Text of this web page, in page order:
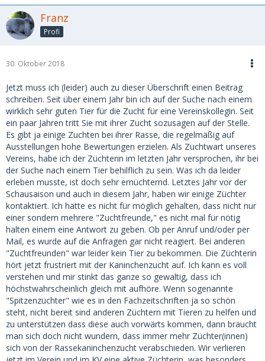
Franz
Profi
30. Oktober 2018
Jetzt muss ich (leider) auch zu dieser Überschrift einen Beitrag
schreiben. Seit über einem Jahr bin ich auf der Suche nach einem
wirklich sehr guten Tier für die Zucht für eine Vereinskollegin. Seit
ein paar Jahren tritt Sie mit ihrer Zucht sozusagen auf der Stelle.
Es gibt ja einige Zuchten bei ihrer Rasse, die regelmäßig auf
Ausstellungen hohe Bewertungen erzielen. Als Zuchtwart unseres
Vereins, habe ich der Züchterin im letzten Jahr versprochen, ihr bei
der Suche nach einem Tier behilflich zu sein. Was ich da leider
erleben musste, ist doch sehr ernüchternd. Letztes Jahr vor der
Schausaison und auch in diesem Jahr, haben wir einige Züchter
kontaktiert. Ich hätte es nicht für möglich gehalten, dass nicht nur
einer sondern mehrere "Zuchtfreunde," es nicht mal für nötig
halten einem eine Antwort zu geben. Ob per Anruf und/oder per
Mail, es wurde auf die Anfragen gar nicht reagiert. Bei anderen
"Zuchtfreunden" war leider kein Tier zu bekommen. Die Züchterin
hört jetzt frustriert mit der Kaninchenzucht auf. Ich kann es voll
verstehen und mir stinkt das ganze so gewaltig, dass ich
höchstwahrscheinlich gleich mit aufhöre. Wenn sogenannte
"Spitzenzüchter" wie es in den Fachzeitschriften ja so schön
steht, nicht bereit sind anderen Züchtern mit Tieren zu helfen und
zu unterstützen dass diese auch vorwärts kommen, dann braucht
man sich doch nicht wundern, dass immer mehr Züchter(innen)
sich von der Rassekaninchenzucht verabschieden. Wir verlieren